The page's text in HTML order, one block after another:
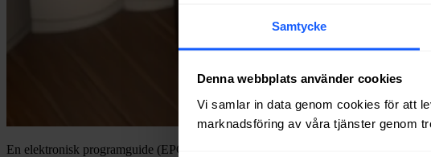
Samtycke
Denna webbplats använder cookies
Vi samlar in data genom cookies för att
marknadsföring av våra tjänster genom
En elektronisk programguide (EPG) är en digital tjänst som tillhandahåller en